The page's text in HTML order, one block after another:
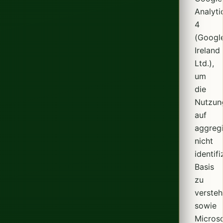
4
Ireland
Ltd.),
um
die
auf
nicht
Basis
zu
sowie